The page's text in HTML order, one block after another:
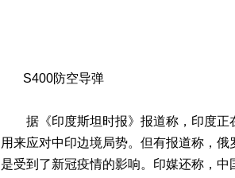
S400防空导弹
据《印度斯坦时报》报道称，印度正
用来应对中印边境局势。但有报道称，
是受到了新冠疫情的影响。印媒还称，